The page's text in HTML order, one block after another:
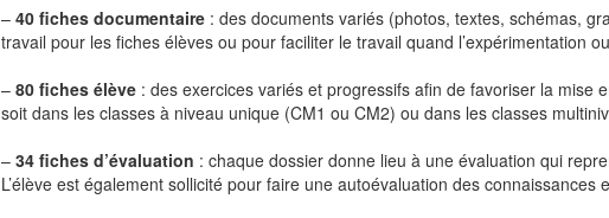
– 40 fiches documentaire : des documents variés (photos, textes, schémas,
travail pour les fiches élèves ou pour faciliter le travail quand l’expérimentation
– 80 fiches élève : des exercices variés et progressifs afin de favoriser la mise
soit dans les classes à niveau unique (CM1 ou CM2) ou dans les classes
– 34 fiches d’évaluation : chaque dossier donne lieu à une évaluation qui
L’élève est également sollicité pour faire une autoévaluation des connaissances